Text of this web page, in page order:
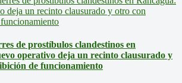
de prostíbulos clandestinos en
operativo deja un recinto clausurado y
de funcionamiento